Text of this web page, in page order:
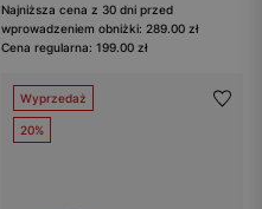
Najniższa cena z 30 dni przed
wprowadzeniem obniżki: 289.00 zł
Cena regularna: 199.00 zł
Wyprzedaż
20%